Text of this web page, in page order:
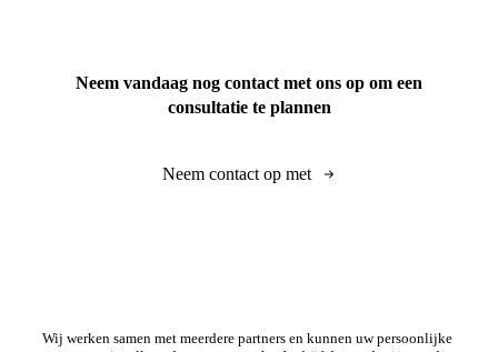
Neem vandaag nog contact met ons op om een
consultatie te plannen
Neem contact op met
Wij werken samen met meerdere partners en kunnen uw persoonlijke